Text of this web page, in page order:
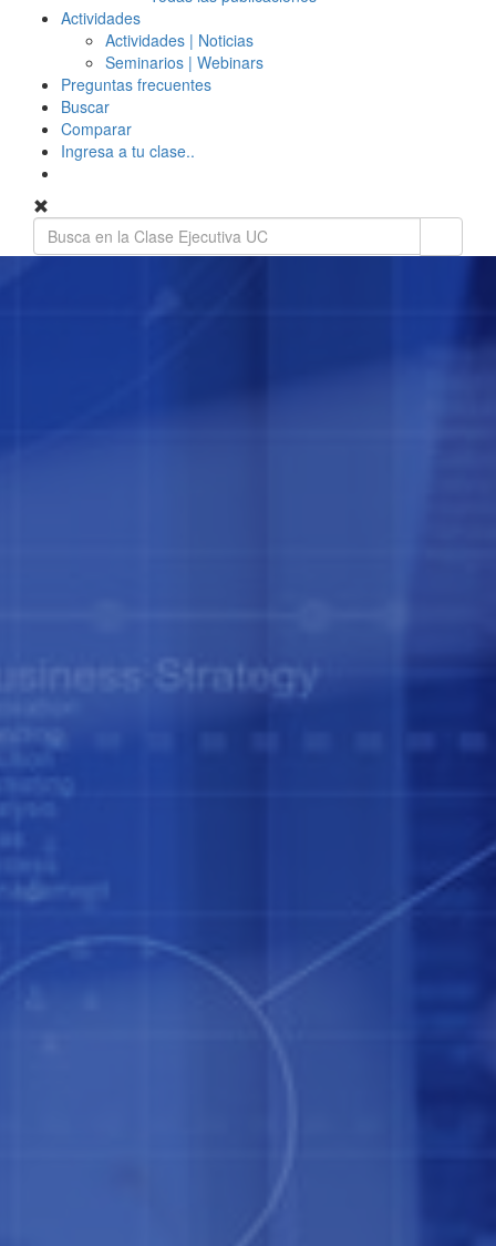
Actividades
Actividades | Noticias
Seminarios | Webinars
Preguntas frecuentes
Buscar
Comparar
Ingresa a tu clase..